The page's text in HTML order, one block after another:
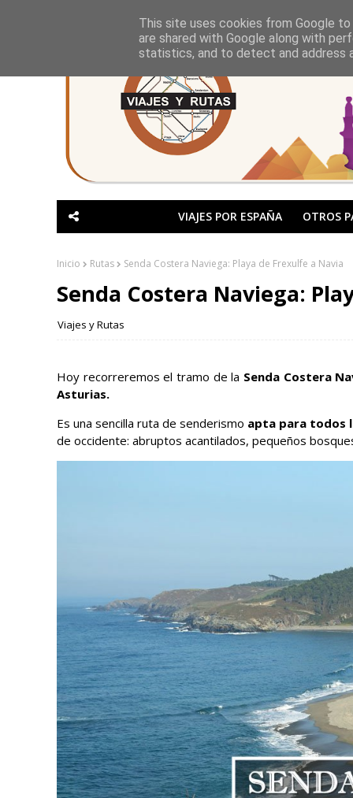
VIAJES POR ESPAÑA OTROS
Inicio Rutas Senda Costera Naviega: Playa de Frexulfe a Navia
Senda Costera Naviega:
Viajes y Rutas
Hoy recorreremos el tramo de la Senda Costera
Asturias.
Es una sencilla ruta de senderismo apta para todos
de occidente: abruptos acantilados, pequeños
This site uses cookies from Google
are shared with Google along with
statistics, and to detect and address